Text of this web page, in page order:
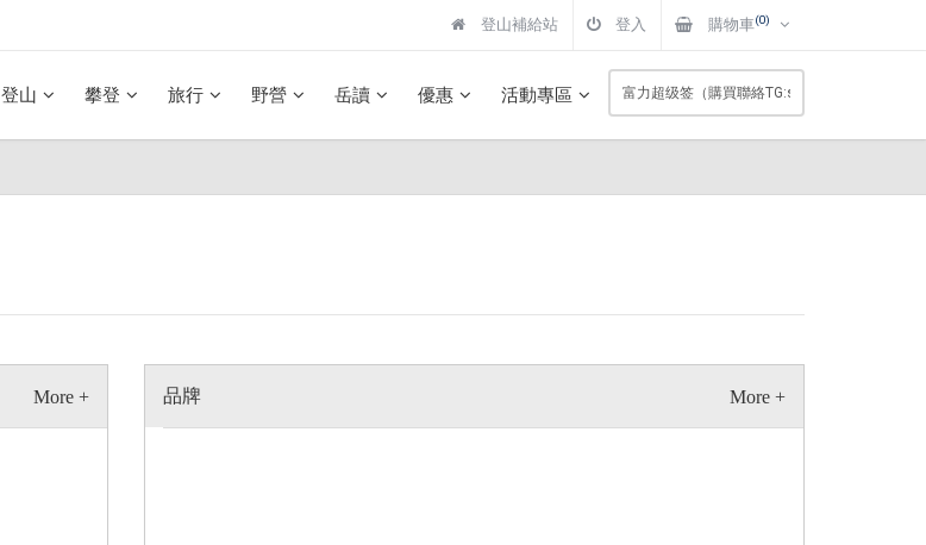
登山補給站 登入 購物車(0)
登山 攀登 旅行 野營 岳讀 優惠 活動專區
品牌